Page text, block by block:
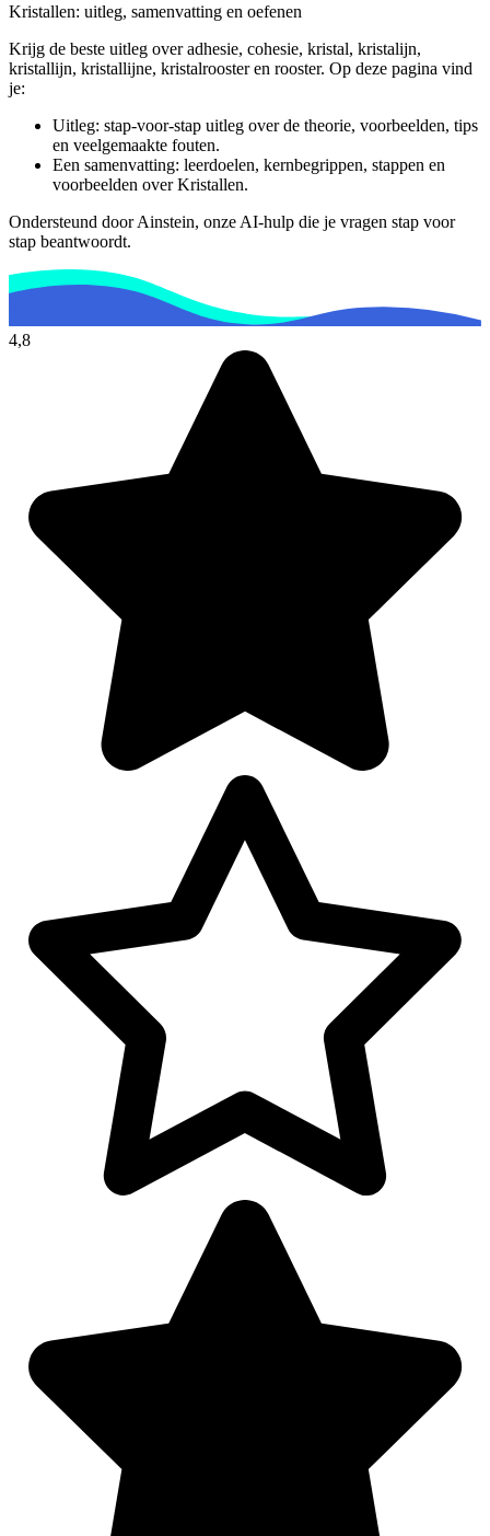
Kristallen: uitleg, samenvatting en oefenen
Krijg de beste uitleg over adhesie, cohesie, kristal, kristalijn,
kristallijn, kristallijne, kristalrooster en rooster. Op deze pagina vind
je:
Uitleg: stap-voor-stap uitleg over de theorie, voorbeelden, tips
en veelgemaakte fouten.
Een samenvatting: leerdoelen, kernbegrippen, stappen en
voorbeelden overKristallen.
Ondersteund door Ainstein, onze AI-hulp die je vragen stap voor
stap beantwoordt.
4,8